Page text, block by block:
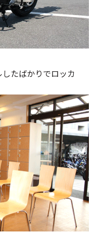
たばかりでロッカ